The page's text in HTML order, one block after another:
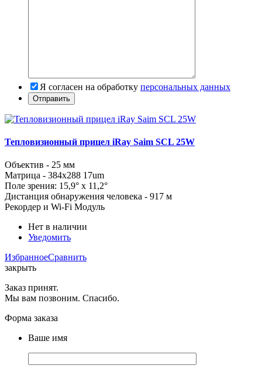
Я согласен на обработку персональных данных
Тепловизионный прицел iRay Saim SCL 25W
Объектив - 25 мм
Матрица - 384x288 17um
Поле зрения: 15,9° x 11,2°
Дистанция обнаружения человека - 917 м
Рекордер и Wi-Fi Модуль
Нет в наличии
Уведомить
ИзбранноеСравнить
закрыть
Заказ принят.
Мы вам позвоним. Спасибо.
Форма заказа
Ваше имя